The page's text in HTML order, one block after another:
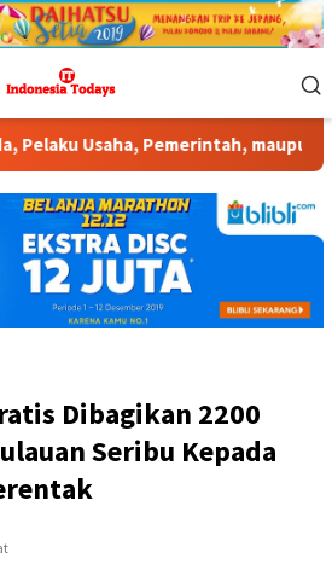
maupun Pemangku
Dibagikan 2200
Seribu Kepada